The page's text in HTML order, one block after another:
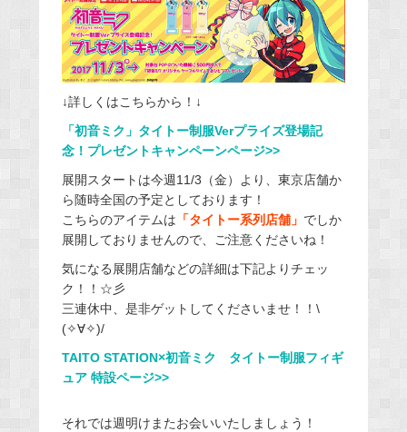
↓詳しくはこちらから！↓
「初音ミク」タイトー制服Verプライズ登場記
念！プレゼントキャンペーンページ>>
展開スタートは今週11/3（金）より、東京店舗か
ら随時全国の予定としております！
こちらのアイテムは 「タイトー系列店舗」 でしか
展開しておりませんので、ご注意くださいね！
気になる展開店舗などの詳細は下記よりチェッ
ク！！☆彡
三連休中、是非ゲットしてくださいませ！！\
(✧∀✧)/
TAITO STATION×初音ミク タイトー制服フィギ
ュア 特設ページ>>
それでは週明けまたお会いいたしましょう！